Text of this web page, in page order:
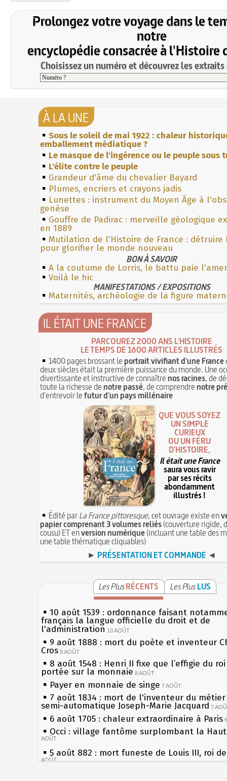
Prolongez votre voyage dans le
notre
encyclopédie consacrée à l'Histoire
Choisissez un numéro et découvrez les
À LA UNE
Sous le soleil de mai 1922 : chaleur
emballement médiatique ?
Le masque de l'ingérence ou le peuple sous
L'élite contre le peuple
Grandeur d'âme du chevalier Bayard
Plumes, encriers et crayons jadis
Lunettes : instrument du Moyen Âge à
genèse
Gouffre de Padirac : merveille géologique
en 1889
Mutilation de l'Histoire de France : détruire
pour glorifier le monde nouveau
BON À SAVOIR
A la coutume de Lorris, le battu paie
Voilà le hic
MANIFESTATIONS / EXPOSITIONS
Maternités, archéologie de la figure
IL ÉTAIT UNE FRANCE
PARCOUREZ 2000 ANS L'HISTOIRE
LE TEMPS DE 1600 ARTICLES ILLUSTRÉS
1400 pages brossant leportrait vivifiant d'une France
deux siècles était la première puissance du monde. Une
divertissante et instructive de connaîtrenos racines, de
toute la richesse denotre passé, de comprendrenotre
d'entrevoir lefutur d'un pays millénaire
QUE VOUS SOYEZ
UN SIMPLE
CURIEUX
OU UN FÉRU
D'HISTOIRE,
Il était une France
saura vous ravir
par ses récits
abondamment
illustrés !
Édité parLa France pittoresque, cet ouvrage existe en
papier comprenant 3 volumes reliés(couverture rigide,
cousu) ET enversion numérique(incluant une table des
une table thématique cliquables)
► PRÉSENTATION ET COMMANDE ◄
Les PlusRÉCENTS Les Plus LUS
10 août 1539 : ordonnance faisant
français la langue officielle du droit et de
l'administration 10 AOÛT
9 août 1888 : mort du poète et inventeur
Cros 9 AOÛT
8 août 1548 : Henri II fixe que l’effigie du
portée sur la monnaie 8 AOÛT
Payer en monnaie de singe 7 AOÛT
7 août 1834 : mort de l'inventeur du
semi-automatique Joseph-Marie Jacquard 7
6 août 1705 : chaleur extraordinaire à Paris
Occi : village fantôme surplombant la
AOÛT
5 août 882 : mort funeste de Louis III, roi
AOÛT